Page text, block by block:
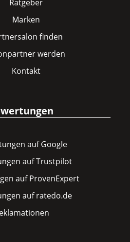
Ratgeber
Marken
finden
werden
Kontakt
auf Google
auf Trustpilot
auf ProvenExpert
auf ratedo.de